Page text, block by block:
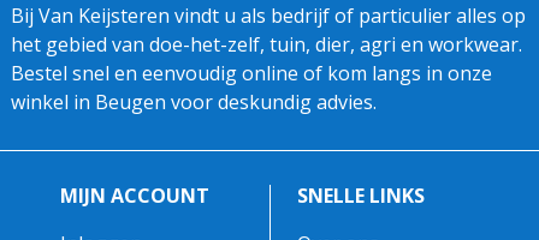
Bij Van Keijsteren vindt u als bedrijf of particulier alles op
het gebied van doe-het-zelf, tuin, dier, agri en workwear.
Bestel snel en eenvoudig online of kom langs in onze
winkel in Beugen voor deskundig advies.
MIJN ACCOUNT
SNELLE LINKS